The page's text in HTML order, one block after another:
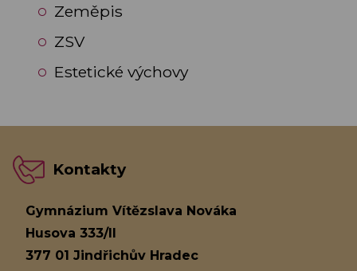
Zeměpis
ZSV
Estetické výchovy
Kontakty
Gymnázium Vítězslava Nováka
Husova 333/II
377 01 Jindřichův Hradec